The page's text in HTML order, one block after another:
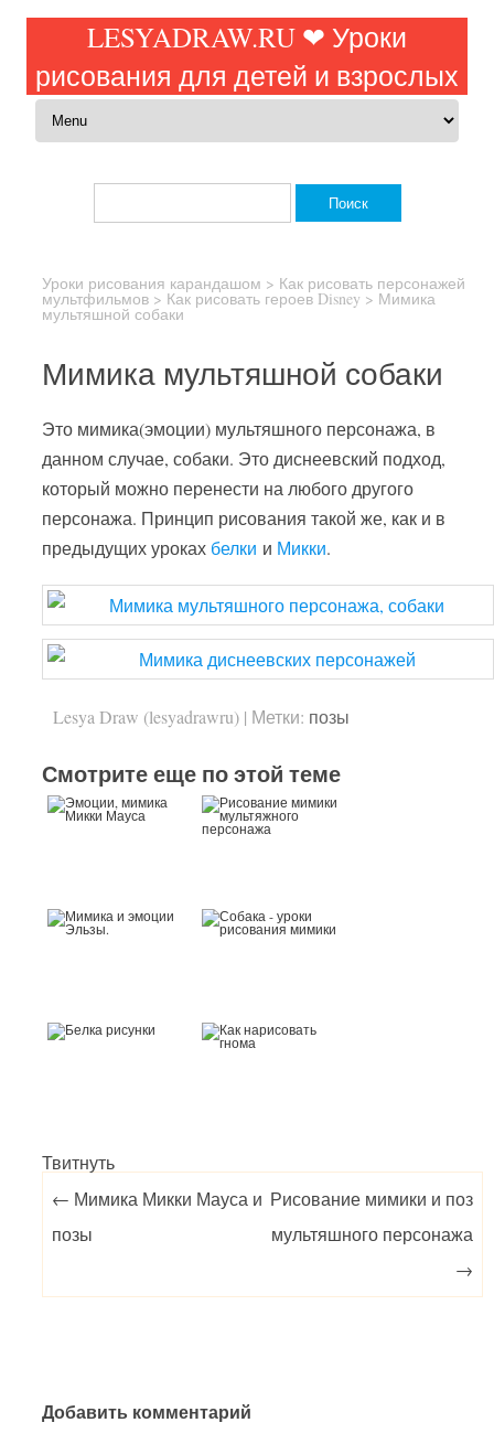
LESYADRAW.RU ❤ Уроки
рисования для детей и взрослых
Перейти к содержимому
Уроки рисования карандашом > Как рисовать персонажей
мультфильмов > Как рисовать героев Disney > Мимика
мультяшной собаки
Мимика мультяшной собаки
Это мимика(эмоции) мультяшного персонажа, в
данном случае, собаки. Это диснеевский подход,
который можно перенести на любого другого
персонажа. Принцип рисования такой же, как и в
предыдущих уроках белки и Микки.
Lesya Draw (lesyadrawru) | Метки: позы
Смотрите еще по этой теме
Твитнуть
Post navigation
← Мимика Микки Мауса и
позы
Рисование мимики и поз
мультяшного персонажа
→
Добавить комментарий